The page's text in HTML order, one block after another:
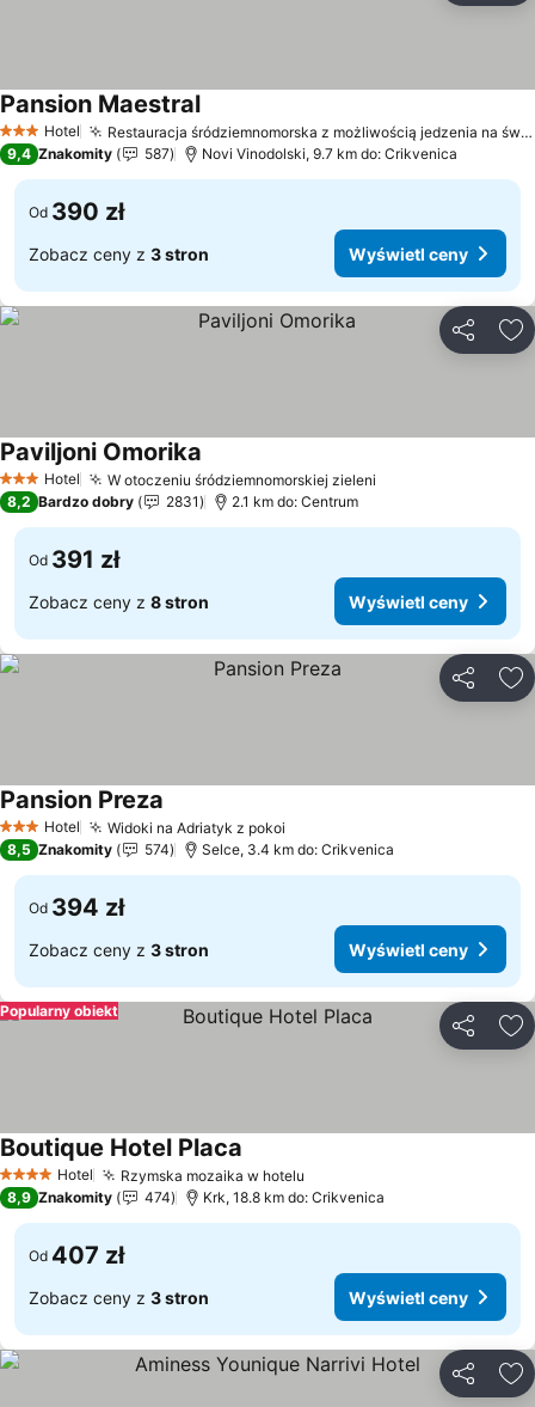
3 Kategoria
Hotel Restauracja śródziemnomorska z możliwością jedzenia na świeżym powietrzu
Pansion MaestralWyświetl ceny
9,4 Znakomity 587 Novi Vinodolski, 9.7 km do: Crikvenica
Od 390 zł
Zobacz ceny z 3 stron Wyświetl ceny
3 Kategoria
Hotel W otoczeniu śródziemnomorskiej zieleni
Paviljoni Omorika
8,2 Bardzo dobry 2831 2.1 km do: Centrum
Od 391 zł
Zobacz ceny z 8 stron Wyświetl ceny
3 Kategoria
Hotel Widoki na Adriatyk z pokoi
Pansion Preza
8,5 Znakomity 574 Selce, 3.4 km do: Crikvenica
Od 394 zł
Zobacz ceny z 3 stron Wyświetl ceny
Popularny obiekt
4 KategoriaHotel Rzymska mozaika w hotelu
Boutique Hotel Placa
8,9 Znakomity 474 Krk, 18.8 km do: Crikvenica
Od 407 zł
Zobacz ceny z 3 stron Wyświetl ceny